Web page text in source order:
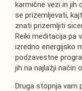
karmične vezi in jih
se prizemljevati,
znati prizemljiti
Reiki meditacija pa
izredno energijsko
podzavestne
jih na najlažji način
Druga stopnja vam